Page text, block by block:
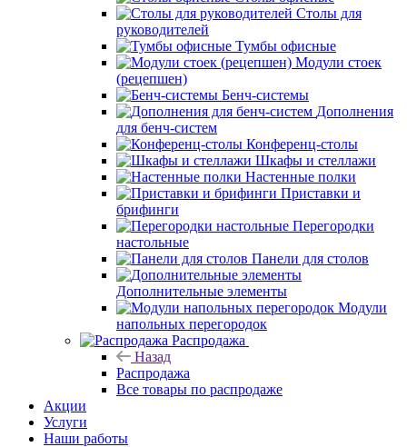
Столы для
руководителей
Тумбы офисные
Модули стоек
(рецепшен)
Бенч-системы
Дополнения
для бенч-систем
Конференц-столы
Шкафы и стеллажи
Настенные полки
Приставки и
брифинги
Перегородки
настольные
Панели для столов
Дополнительные элементы
Модули
напольных перегородок
Распродажа
Назад
Распродажа
Все товары по распродаже
Акции
Услуги
Наши работы